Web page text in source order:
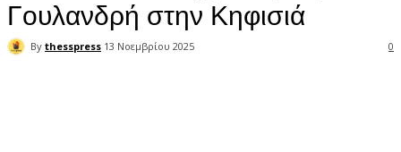
Γουλανδρή στην Κηφισιά
By thesspress 13 Νοεμβρίου 2025 0